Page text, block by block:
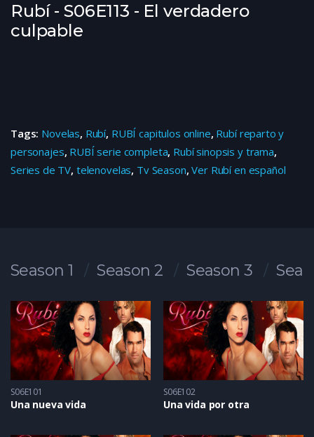
Rubí - S06E113 - El verdadero
culpable
Tags: Novelas, Rubí, RUBÍ capitulos online, Rubí reparto y
personajes, RUBÍ serie completa, Rubí sinopsis y trama,
Series de TV, telenovelas, Tv Season,Ver Rubí en español
Season 1 Season 2 Season 3
S06E101
Una nueva vida
S06E102
Una vida por otra